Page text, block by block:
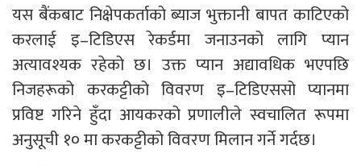
यस बैंकबाट निक्षेपकर्ताको ब्याज भुक्तानी बापत काटिएको
करलाई इ–टिडिएस रेकर्डमा जनाउनको लागि प्यान
अत्यावश्यक रहेको छ। उक्त प्यान अद्यावधिक भएपछि
निजहरूको करकट्टीको विवरण इ–टिडिएससो प्यानमा
प्रविष्ट गरिने हुँदा आयकरको प्रणालीले स्वचालित रूपमा
अनुसूची १० मा करकट्टीको विवरण मिलान गर्ने गर्दछ।